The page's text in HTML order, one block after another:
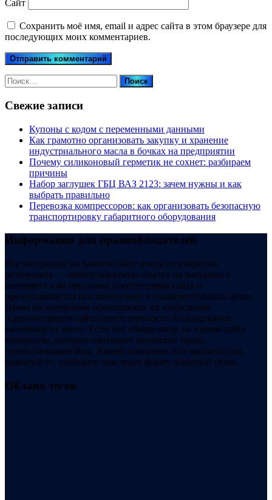
Сайт
Сохранить моё имя, email и адрес сайта в этом браузере для
последующих моих комментариев.
Найти:
Свежие записи
Купоны c кодом с переменными данными
Как грамотно организовать закупку и хранение
индустриального масла в бочках на предприятии
Почему силиконовый герметик не сохнет: разбираем
причины
Набор заглушек ГБЦ ВАЗ 2123: зачем нужны и как
выбрать правильно
Перевозка компрессоров: как организовать безопасную
транспортировку габаритного оборудования
Информация для правообладателей
Все материалы на данном сайте взяты из открытых
источников — имеют обратную ссылку на материал в
интернете или присланы посетителями сайта и
предоставляются исключительно в ознакомительных целях.
Права на материалы принадлежат их владельцам.
Администрация сайта ответственности за содержание
материала не несет. Если Вы обнаружили на нашем сайте
материалы, которые нарушают авторские права,
принадлежащие Вам, Вашей компании или организации,
пожалуйста, сообщите нам через форму обратной связи.
Облако тегов